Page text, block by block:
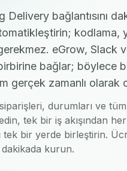
Delivery bağlantısını
kodlama,
gerekmez. eGrow, Slack
bağlar; böylece
gerçek zamanlı olarak
durumları ve
tek bir iş akışından
tek bir yerde birleştirin.
kurun.